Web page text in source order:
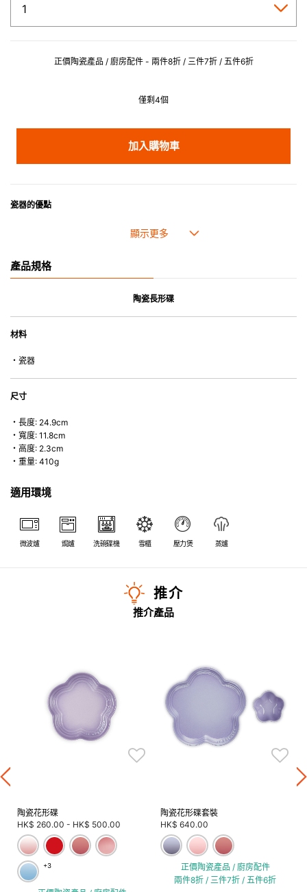
正價陶瓷產品 / 廚房配件 - 兩件8折 / 三件7折 / 五件6折
僅剩4個
加入購物車
瓷器的優點
• 耐熱性極佳，適用於微波爐，也可放入焗爐，耐熱程度高達260℃。
• 可用於洗碗機。
• 合乎食用安全的塗層表面，幾乎不黏，食物容易脫落，清洗方便。
*不可直接用於熱源上
產品規格
陶瓷長形碟
材料
・瓷器
尺寸
・長度: 24.9cm
・寬度: 11.8cm
・高度: 2.3cm
・重量: 410g
適用環境
微波爐 焗爐 洗碗碟機 雪櫃 壓力煲 蒸爐
推介
推介產品
陶瓷花形碟
HK$ 260.00 - HK$ 500.00
+3
陶瓷花形碟套裝
HK$ 640.00
正價陶瓷產品 / 廚房配件
兩件8折 / 三件7折 / 五件6折